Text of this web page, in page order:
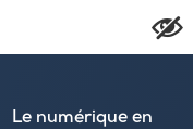
Le numérique en